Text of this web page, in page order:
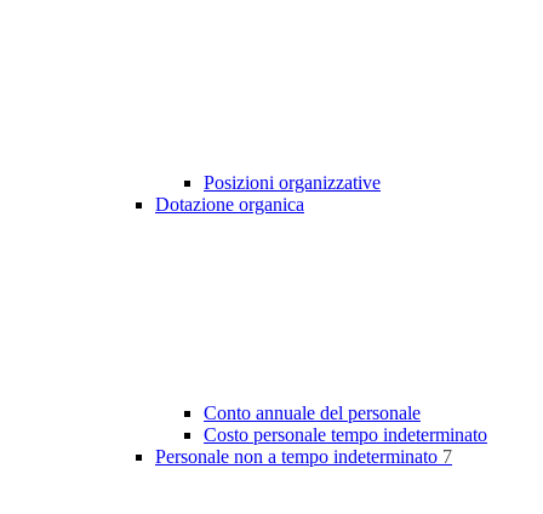
Posizioni organizzative
Dotazione organica
Conto annuale del personale
Costo personale tempo indeterminato
Personale non a tempo indeterminato 7